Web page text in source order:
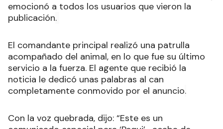
emocionó a todos los usuarios que vieron la
publicación.
El comandante principal realizó una patrulla
acompañado del animal, en lo que fue su último
servicio a la fuerza. El agente que recibió la
noticia le dedicó unas palabras al can
completamente conmovido por el anuncio.
Con la voz quebrada, dijo: “Este es un